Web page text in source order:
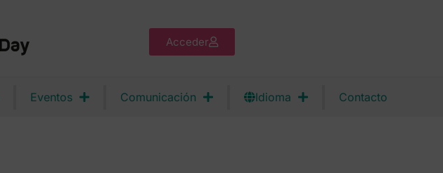
Acceder
Eventos Comunicación Idioma Contacto